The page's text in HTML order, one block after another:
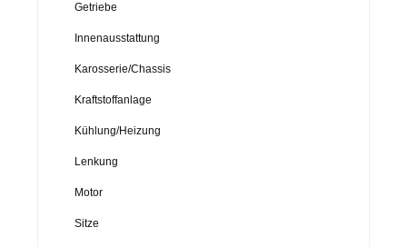
Getriebe
Innenausstattung
Karosserie/Chassis
Kraftstoffanlage
Kühlung/Heizung
Lenkung
Motor
Sitze